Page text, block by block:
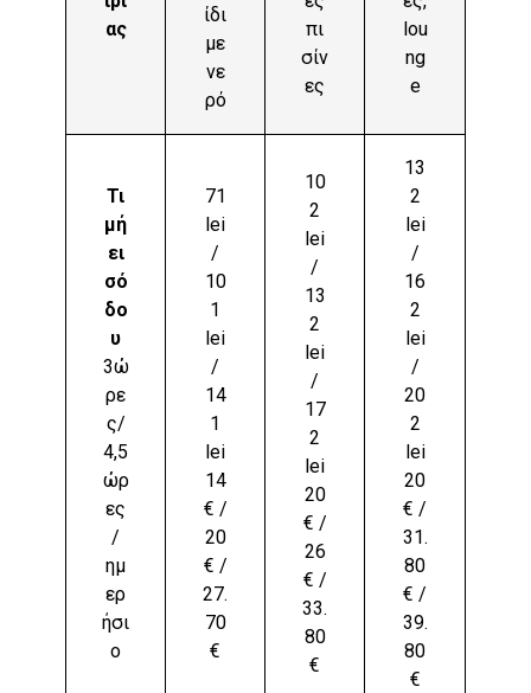
ας
ίδι
με
νε
ρό
πι
σίν
ες
lou
ng
e
Τι
μή
ει
σό
δο
υ
3ώ
ρε
ς/
4,5
ώρ
ες
/
ημ
ερ
ήσι
ο
71
lei
/
10
1
lei
/
14
1
lei
14
€ /
20
€ /
27.
70
€
10
2
lei
/
13
2
lei
/
17
2
lei
20
€ /
26
€ /
33.
80
€
13
2
lei
/
16
2
lei
/
20
2
lei
20
€ /
31.
80
€ /
39.
80
€